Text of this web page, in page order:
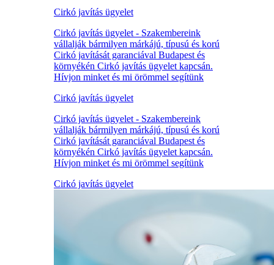
Cirkó javítás ügyelet
Cirkó javítás ügyelet - Szakembereink
vállalják bármilyen márkájú, típusú és korú
Cirkó javítását garanciával Budapest és
környékén Cirkó javítás ügyelet kapcsán.
Hívjon minket és mi örömmel segítünk
Cirkó javítás ügyelet
Cirkó javítás ügyelet - Szakembereink
vállalják bármilyen márkájú, típusú és korú
Cirkó javítását garanciával Budapest és
környékén Cirkó javítás ügyelet kapcsán.
Hívjon minket és mi örömmel segítünk
Cirkó javítás ügyelet